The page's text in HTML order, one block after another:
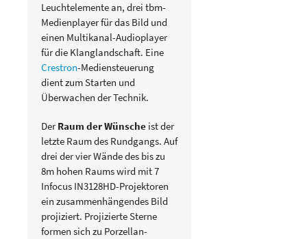
Leuchtelemente an, drei tbm-
Medienplayer für das Bild und
einen Multikanal-Audioplayer
für die Klanglandschaft. Eine
Crestron-Mediensteuerung
dient zum Starten und
Überwachen der Technik.
DerRaum der Wünsche ist der
letzte Raum des Rundgangs. Auf
drei der vier Wände des bis zu
8m hohen Raums wird mit 7
Infocus IN3128HD-Projektoren
ein zusammenhängendes Bild
projiziert. Projizierte Sterne
formen sich zu Porzellan-